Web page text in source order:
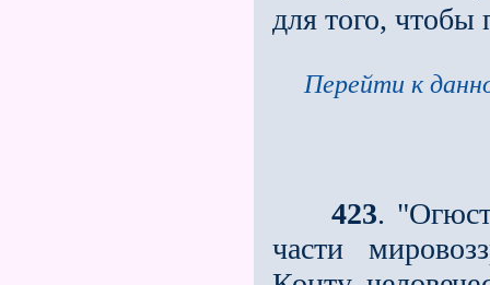
для того, чтобы
Перейти к
423.
части